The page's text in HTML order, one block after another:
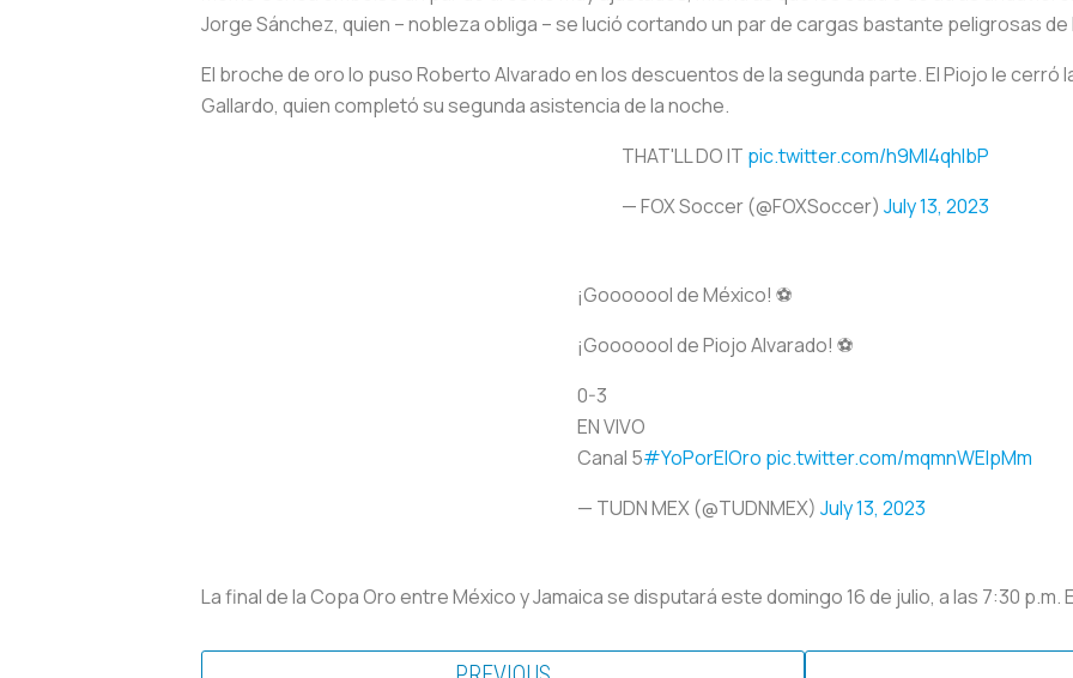
Jorge Sánchez, quien – nobleza obliga – se lució cortando un par de cargas bastante peligrosas de
El broche de oro lo puso Roberto Alvarado en los descuentos de la segunda parte. El Piojo le cerró
Gallardo, quien completó su segunda asistencia de la noche.
THAT'LL DO IT pic.twitter.com/h9MI4qhIbP
— FOX Soccer (@FOXSoccer) July 13, 2023
¡Gooooool de México! ⚽
¡Gooooool de Piojo Alvarado! ⚽
0-3
EN VIVO
Canal 5#YoPorElOro pic.twitter.com/mqmnWElpMm
— TUDN MEX (@TUDNMEX) July 13, 2023
La final de la Copa Oro entre México y Jamaica se disputará este domingo 16 de julio, a las 7:30 p.m.